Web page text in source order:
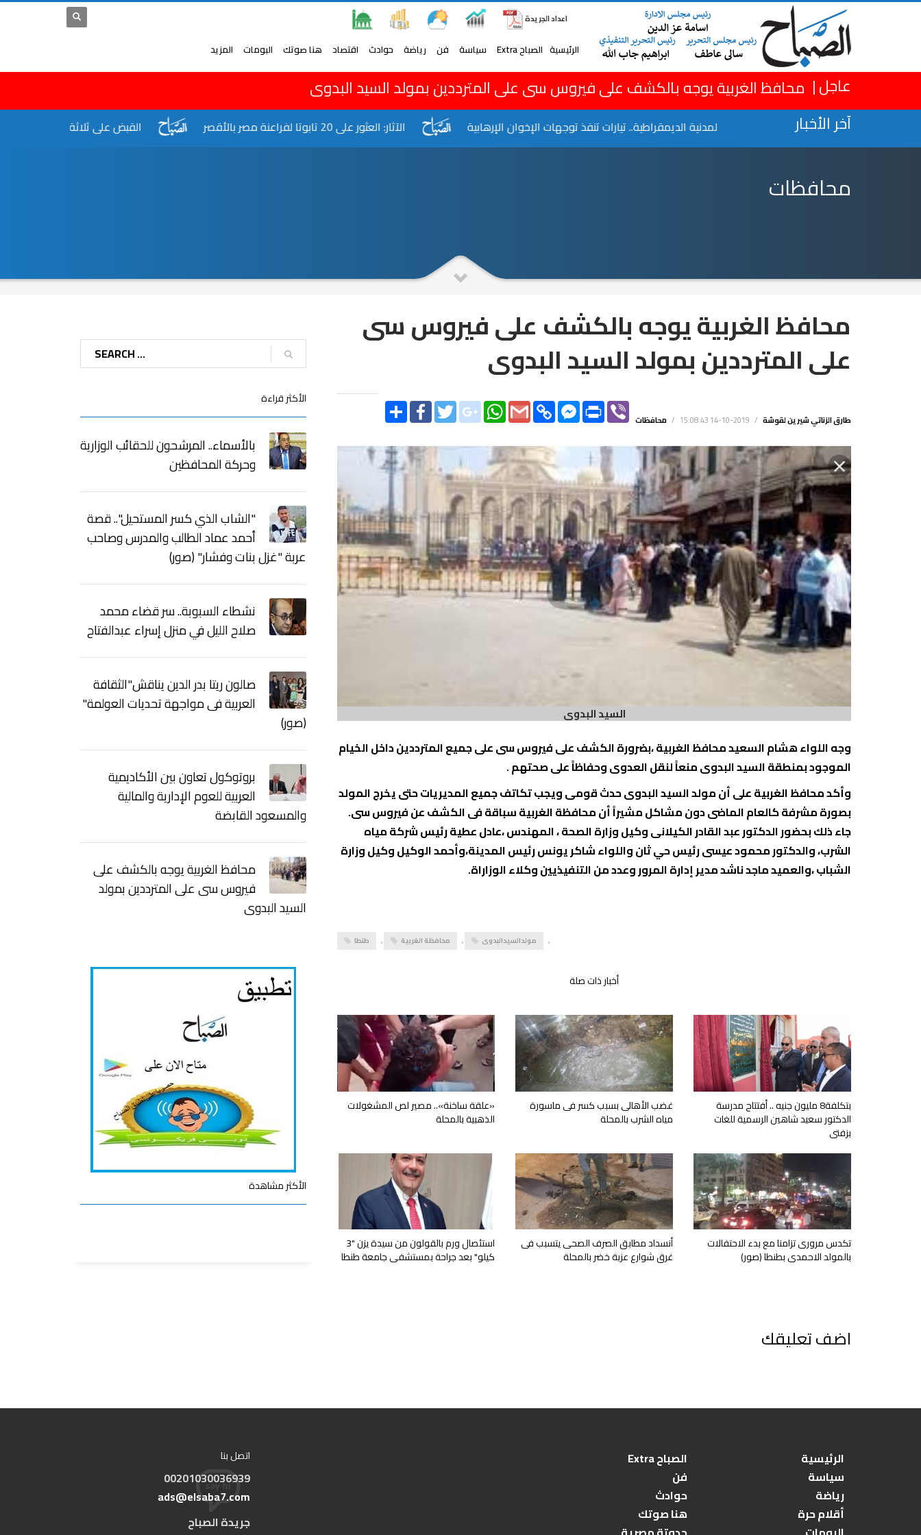
اعداد الجريدة
الرئيسية الصباح Extra سياسة فن رياضة حوادث اقتصاد هنا صوتك البومات المزيد
عاجل | محافظ الغربية يوجه بالكشف على فيروس سى على المترددين بمولد السيد البدوى
آخر الأخبار
الحركة المدنية الديمقراطية.. تيارات تنفذ توجهات الإخوان الإرهابية الآثار: العثور على 20 تابوتا لفراعنة مصر بالأقصر القبض على ثلاثة سيدات بتهمة الأتجار
محافظات
محافظ الغربية يوجه بالكشف على فيروس سى
على المترددين بمولد السيد البدوى
SHARE FACEBOOKTWITTERGOOGLE_PLUS
WHATSAPP
GMAIL
COPY
LINK
FACEBOOK
MESSENGER
PRINT
طارق الزناتيشيرين لقوشة /
2019-10-14 15:08:43
/ محافظات
السيد البدوى
وجه اللواء هشام السعيد محافظ الغربية ،بضرورة الكشف على فيروس سى على جميع المترددين داخل الخيام
الموجود بمنطقة السيد البدوى منعاً لنقل العدوى وحفاظاً على صحتهم .
وأكد محافظ الغربية على أن مولد السيد البدوى حدث قومى ويجب تكاتف جميع المديريات حتى يخرج المولد
بصورة مشرفة كالعام الماضى دون مشاكل مشيراً أن محافظة الغربية سباقة فى الكشف عن فيروس سى.
جاء ذلك بحضور الدكتور عبد القادر الكيلانى وكيل وزارة الصحة ، المهندس ،عادل عطية رئيس شركة مياه
الشرب، والدكتور محمود عيسى رئيس حي ثان واللواء شاكر يونس رئيس المدينة،وأحمد الوكيل وكيل وزارة
الشباب ،والعميد ماجد ناشد مدير إدارة المرور وعدد من التنفيذيين وكلاء الوزاراة.
طنطا , محافظة الغربية , مولدالسيدالبدوى ,
أخبار ذات صلة
بتكلفة8 مليون جنيه .. أفتتاح مدرسة
الدكتور سعيد شاهين الرسمية للغات
بزفتى
غضب الأهالى بسبب كسر فى ماسورة
مياه الشرب بالمحلة
«علقة ساخنة».. مصير لص المشغولات
الذهبية بالمحلة
تكدس مرورى تزامنا مع بدء الاحتفالات
بالمولد الاحمدى بطنطا (صور)
أنسداد مطابق الصرف الصحى يتسبب فى
غرق شوارع عزبة خضر بالمحلة
استئصال ورم بالقولون من سيدة يزن "3
كيلو" بعد جراحة بمستشفى جامعة طنطا
اضف تعليقك
الأكثر قراءة
بالأسماء.. المرشحون للحقائب الوزارية
وحركة المحافظين
"الشاب الذي كسر المستحيل".. قصة
أحمد عماد الطالب والمدرس وصاحب
عربة "غزل بنات وفشار" (صور)
نشطاء السبوبة.. سر قضاء محمد
صلاح الليل في منزل إسراء عبدالفتاح
صالون ريتا بدر الدين يناقش"الثقافة
العربية فى مواجهة تحديات العولمة"
(صور)
بروتوكول تعاون بين الأكاديمية
العربية للعوم الإدارية والمالية
والمسعود القابضة
محافظ الغربية يوجه بالكشف على
فيروس سى على المترددين بمولد
السيد البدوى
الأكثر مشاهدة
الرئيسية
الصباح Extra
سياسة
فن
رياضة
حوادث
أقلام حرة
هنا صوتك
اتصل بنا
00201030036939
ads@elsaba7.com
جريدة الصباح